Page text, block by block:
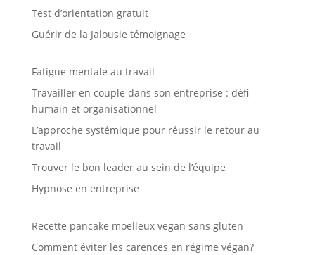
Test d’orientation gratuit
Guérir de la Jalousie témoignage
Fatigue mentale au travail
Travailler en couple dans son entreprise : défi
humain et organisationnel
L’approche systémique pour réussir le retour au
travail
Trouver le bon leader au sein de l’équipe
Hypnose en entreprise
Recette pancake moelleux vegan sans gluten
Comment éviter les carences en régime végan?